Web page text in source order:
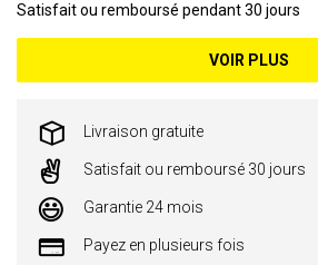
Satisfait ou remboursé pendant 30 jours
VOIR PLUS
Livraison gratuite
Satisfait ou remboursé 30 jours
Garantie 24 mois
Payez en plusieurs fois